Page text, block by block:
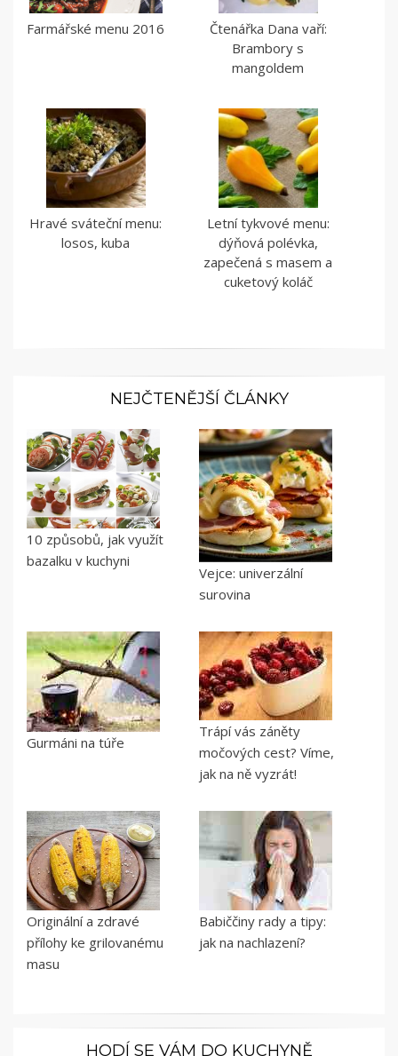
Farmářské menu 2016
Čtenářka Dana vaří:
Brambory s
mangoldem
Hravé sváteční menu:
losos, kuba
Letní tykvové menu:
dýňová polévka,
zapečená s masem a
cuketový koláč
NEJČTENĚJŠÍ ČLÁNKY
10 způsobů, jak využít
bazalku v kuchyni
Vejce: univerzální
surovina
Gurmáni na túře
Trápí vás záněty
močových cest? Víme,
jak na ně vyzrát!
Originální a zdravé
přílohy ke grilovanému
masu
Babiččiny rady a tipy:
jak na nachlazení?
HODÍ SE VÁM DO KUCHYNĚ